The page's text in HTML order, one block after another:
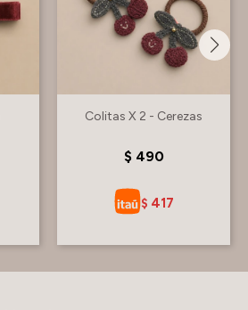
Colitas X 2 - Cerezas
$ 490
$ 417